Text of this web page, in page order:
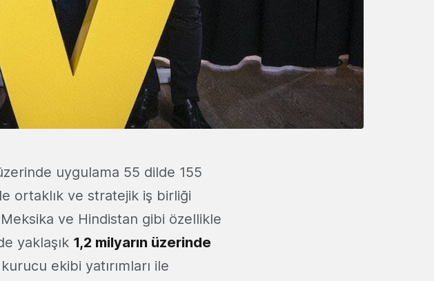
uygulama 55 dilde 155
ortaklık ve stratejik iş birliği
ve Hindistan gibi özellikle
yaklaşık 1,2 milyarın üzerinde
ekibi yatırımları ile